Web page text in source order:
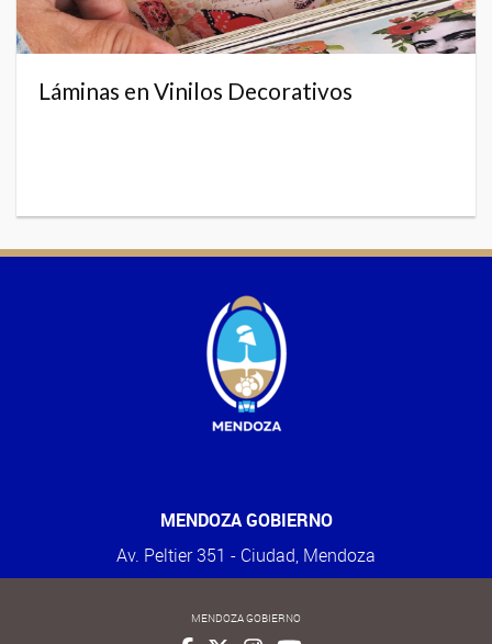
Láminas en Vinilos Decorativos
MENDOZA GOBIERNO
Av. Peltier 351 - Ciudad, Mendoza
MENDOZA GOBIERNO